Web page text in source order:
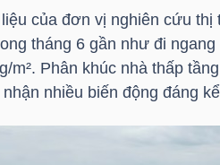
của đơn vị nghiên cứu
tháng 6 gần như đi
m². Phân khúc nhà thấp
nhiều biến động đáng